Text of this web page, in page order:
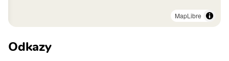
MapLibre
Odkazy